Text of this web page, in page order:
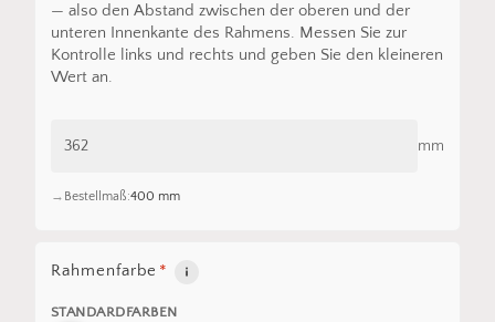
— also den Abstand zwischen der oberen und der
unteren Innenkante des Rahmens. Messen Sie zur
Kontrolle links und rechts und geben Sie den kleineren
Wert an.
mm
Bestellmaß:400 mm
Rahmenfarbe *
STANDARDFARBEN